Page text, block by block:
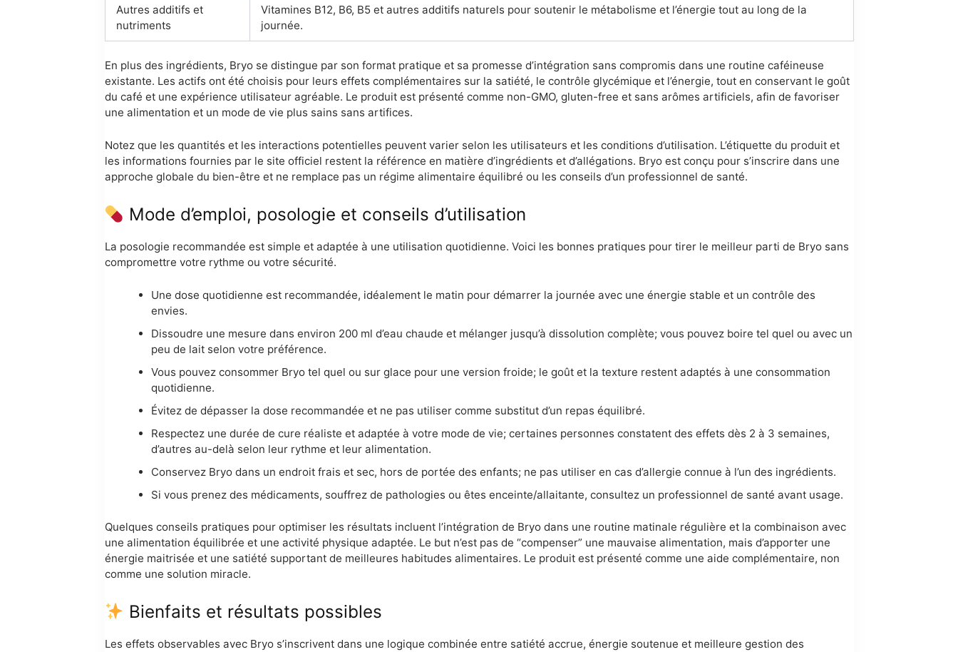
Autres additifs et
nutriments
Vitamines B12, B6, B5 et autres additifs naturels pour soutenir le métabolisme et l’énergie tout au long de la
journée.
En plus des ingrédients, Bryo se distingue par son format pratique et sa promesse d’intégration sans compromis dans une routine caféineuse
existante. Les actifs ont été choisis pour leurs effets complémentaires sur la satiété, le contrôle glycémique et l’énergie, tout en conservant le goût
du café et une expérience utilisateur agréable. Le produit est présenté comme non-GMO, gluten-free et sans arômes artificiels, afin de favoriser
une alimentation et un mode de vie plus sains sans artifices.
Notez que les quantités et les interactions potentielles peuvent varier selon les utilisateurs et les conditions d’utilisation. L’étiquette du produit et
les informations fournies par le site officiel restent la référence en matière d’ingrédients et d’allégations. Bryo est conçu pour s’inscrire dans une
approche globale du bien-être et ne remplace pas un régime alimentaire équilibré ou les conseils d’un professionnel de santé.
Mode d’emploi, posologie et conseils d’utilisation
La posologie recommandée est simple et adaptée à une utilisation quotidienne. Voici les bonnes pratiques pour tirer le meilleur parti de Bryo sans
compromettre votre rythme ou votre sécurité.
Une dose quotidienne est recommandée, idéalement le matin pour démarrer la journée avec une énergie stable et un contrôle des
envies.
Dissoudre une mesure dans environ 200 ml d’eau chaude et mélanger jusqu’à dissolution complète; vous pouvez boire tel quel ou avec un
peu de lait selon votre préférence.
Vous pouvez consommer Bryo tel quel ou sur glace pour une version froide; le goût et la texture restent adaptés à une consommation
quotidienne.
Évitez de dépasser la dose recommandée et ne pas utiliser comme substitut d’un repas équilibré.
Respectez une durée de cure réaliste et adaptée à votre mode de vie; certaines personnes constatent des effets dès 2 à 3 semaines,
d’autres au-delà selon leur rythme et leur alimentation.
Conservez Bryo dans un endroit frais et sec, hors de portée des enfants; ne pas utiliser en cas d’allergie connue à l’un des ingrédients.
Si vous prenez des médicaments, souffrez de pathologies ou êtes enceinte/allaitante, consultez un professionnel de santé avant usage.
Quelques conseils pratiques pour optimiser les résultats incluent l’intégration de Bryo dans une routine matinale régulière et la combinaison avec
une alimentation équilibrée et une activité physique adaptée. Le but n’est pas de “compenser” une mauvaise alimentation, mais d’apporter une
énergie maitrisée et une satiété supportant de meilleures habitudes alimentaires. Le produit est présenté comme une aide complémentaire, non
comme une solution miracle.
Bienfaits et résultats possibles
Les effets observables avec Bryo s’inscrivent dans une logique combinée entre satiété accrue, énergie soutenue et meilleure gestion des